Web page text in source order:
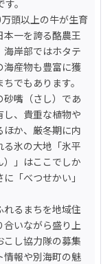
。
頭以上の牛が生育
本一を誇る酪農王
海岸部ではホタテ
海産物も豊富に獲
でもあります。
嘴（さし）であ
し、貴重な植物や
ほか、厳冬期に内
氷の大地「氷平
」はここでしか
「べつせかい」
るまちを地域住
合いながら盛り上
こし協力隊の募集
情報や別海町の魅